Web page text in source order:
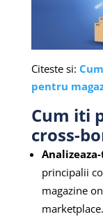
Citeste si:
pentru
Cum iti
cross-
principalii
magazine